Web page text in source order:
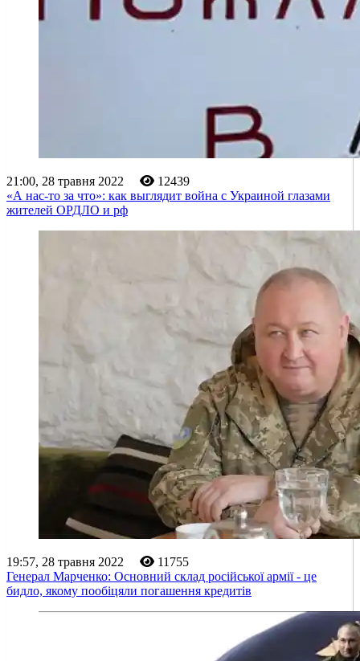
21:00, 28 травня 2022
12439
«А нас-то за что»: как выглядит война с Украиной глазами
жителей ОРДЛО и рф
19:57, 28 травня 2022
11755
Генерал Марченко: Основний склад російської армії - це
бидло, якому пообіцяли погашення кредитів